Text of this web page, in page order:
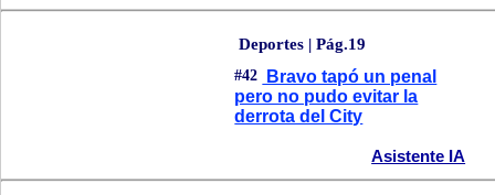
Deportes | Pág.19
#42
Bravo tapó un penal
pero no pudo evitar la
derrota del City
Asistente IA